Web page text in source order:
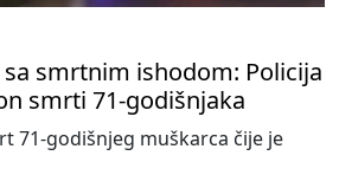
smrtnim ishodom: Policija
smrti 71-godišnjaka
71-godišnjeg muškarca čije je